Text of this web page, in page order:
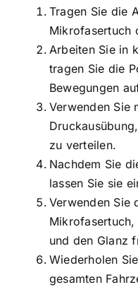
Tragen Sie die
Mikrofasertuch
Arbeiten Sie in
tragen Sie die
Bewegungen
Verwenden Sie
zu verteilen.
Nachdem Sie
lassen Sie sie
Verwenden Sie
und den Glanz
Wiederholen
gesamten